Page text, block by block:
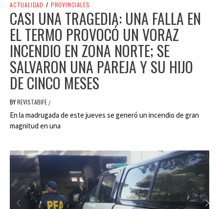
ACTUALIDAD / PROVINCIALES
CASI UNA TRAGEDIA: UNA FALLA EN
EL TERMO PROVOCÓ UN VORAZ
INCENDIO EN ZONA NORTE; SE
SALVARON UNA PAREJA Y SU HIJO
DE CINCO MESES
BYREVISTABIFE /
En la madrugada de este jueves se generó un incendio de gran
magnitud en una